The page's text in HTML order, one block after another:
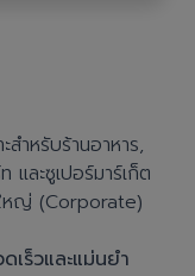
ะสำหรับร้านอาหาร,
และซูเปอร์มาร์เก็ต
หญ่ (Corporate)
เร็วและแม่นยำ